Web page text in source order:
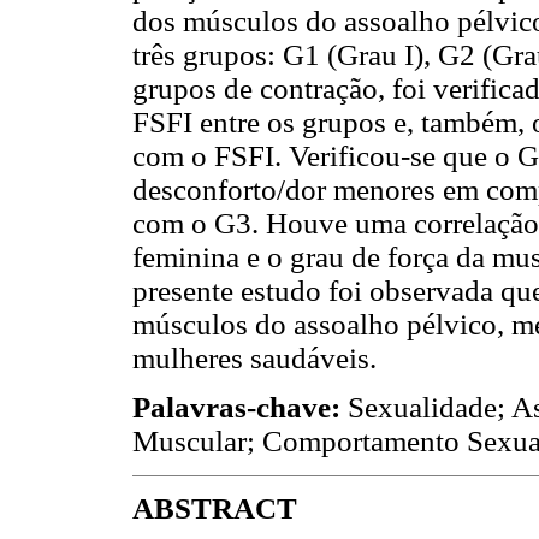
dos músculos do assoalho
três grupos: G1 (Grau I), G2
grupos de contração, foi
FSFI entre os grupos e,
com o FSFI. Verificou-se que o
desconforto/dor menores em
com o G3. Houve uma
feminina e o grau de força da
presente estudo foi observada
músculos do assoalho pélvico,
mulheres saudáveis.
Palavras-chave: Sexualidade;
Muscular; Comportamento
ABSTRACT